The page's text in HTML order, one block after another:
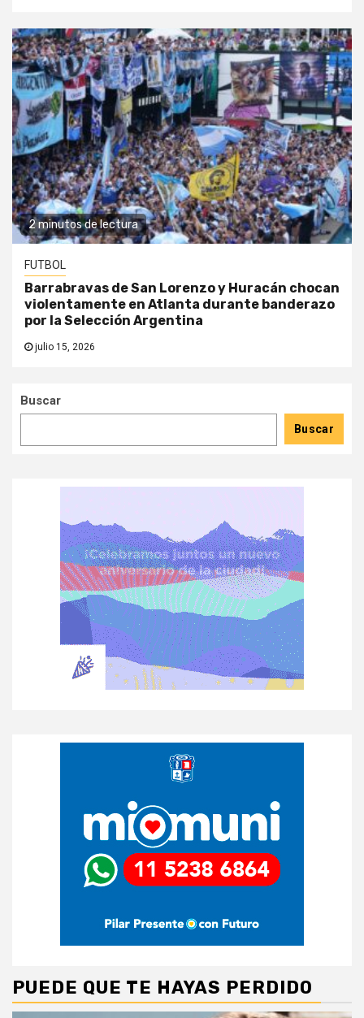
2 minutos de lectura
FUTBOL
Barrabravas de San Lorenzo y Huracán chocan
violentamente en Atlanta durante banderazo
por la Selección Argentina
julio 15, 2026
Buscar
Buscar
PUEDE QUE TE HAYAS PERDIDO